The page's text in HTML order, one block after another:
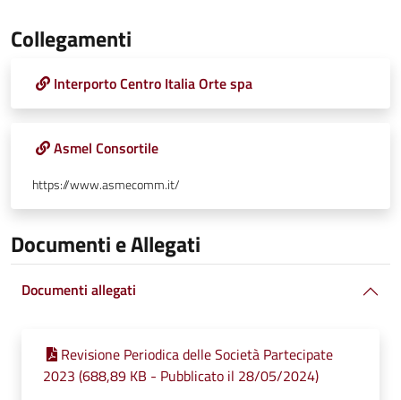
Collegamenti
Interporto Centro Italia Orte spa
Asmel Consortile
https://www.asmecomm.it/
Documenti e Allegati
Documenti allegati
Revisione Periodica delle Società Partecipate
2023 (688,89 KB - Pubblicato il 28/05/2024)